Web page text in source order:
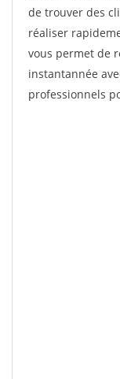
de trouver des
réaliser
vous permet de
instantannée
professionnels